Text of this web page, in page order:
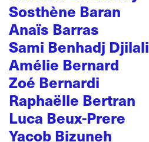
Sosthène Baran
Anaïs Barras
Sami Benhadj Djilali
Amélie Bernard
Zoé Bernardi
Raphaëlle Bertran
Luca Beux-Prere
Yacob Bizuneh